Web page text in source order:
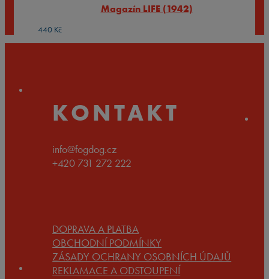
Magazín LIFE (1942)
440 Kč
KONTAKT
info@fogdog.cz
+420 731 272 222
DOPRAVA A PLATBA
OBCHODNÍ PODMÍNKY
ZÁSADY OCHRANY OSOBNÍCH ÚDAJŮ
REKLAMACE A ODSTOUPENÍ